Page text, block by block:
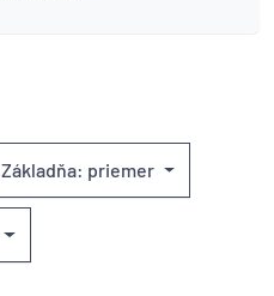
Základňa: priemer